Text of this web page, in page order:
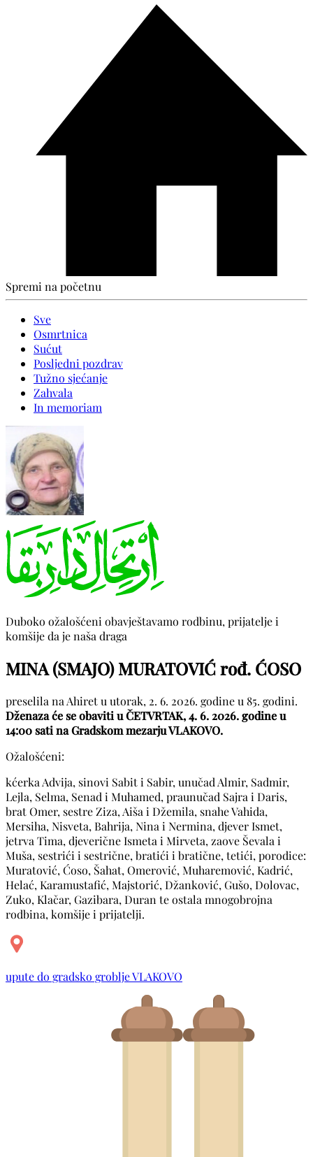
Spremi na početnu
Sve
Osmrtnica
Sućut
Posljedni pozdrav
Tužno sjećanje
Zahvala
In memoriam
Duboko ožalošćeni obavještavamo rodbinu, prijatelje i
komšije da je naša draga
MINA (SMAJO) MURATOVIĆ rođ. ĆOSO
preselila na Ahiret u utorak, 2. 6. 2026. godine u 85. godini.
Dženaza će se obaviti u ČETVRTAK, 4. 6. 2026. godine u
14:00 sati na Gradskom mezarju VLAKOVO.
Ožalošćeni:
kćerka Advija, sinovi Sabit i Sabir, unučad Almir, Sadmir,
Lejla, Selma, Senad i Muhamed, praunučad Sajra i Daris,
brat Omer, sestre Ziza, Aiša i Džemila, snahe Vahida,
Mersiha, Nisveta, Bahrija, Nina i Nermina, djever Ismet,
jetrva Tima, djeverične Ismeta i Mirveta, zaove Ševala i
Muša, sestrići i sestrične, bratići i bratične, tetići, porodice:
Muratović, Ćoso, Šahat, Omerović, Muharemović, Kadrić,
Helać, Karamustafić, Majstorić, Džanković, Gušo, Dolovac,
Zuko, Klačar, Gazibara, Duran te ostala mnogobrojna
rodbina, komšije i prijatelji.
upute do gradsko groblje VLAKOVO